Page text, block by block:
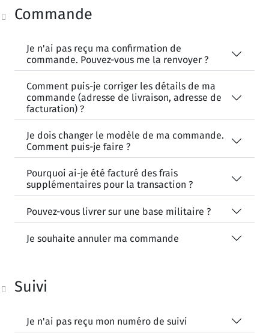
Commande
Je n'ai pas reçu ma confirmation de
commande. Pouvez-vous me la renvoyer ?
Comment puis-je corriger les détails de ma
commande (adresse de livraison, adresse de
facturation) ?
Je dois changer le modèle de ma commande.
Comment puis-je faire ?
Pourquoi ai-je été facturé des frais
supplémentaires pour la transaction ?
Pouvez-vous livrer sur une base militaire ?
Je souhaite annuler ma commande
Suivi
Je n'ai pas reçu mon numéro de suivi